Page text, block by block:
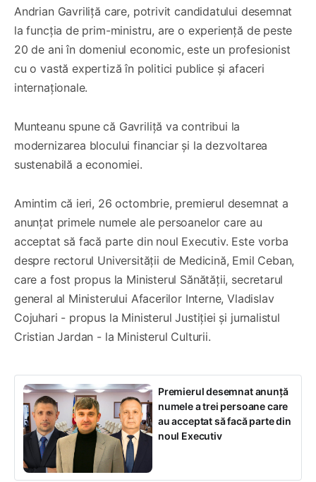
Andrian Gavriliță care, potrivit candidatului desemnat
la funcția de prim-ministru, are o experiență de peste
20 de ani în domeniul economic, este un profesionist
cu o vastă expertiză în politici publice și afaceri
internaționale.
Munteanu spune că Gavriliță va contribui la
modernizarea blocului financiar și la dezvoltarea
sustenabilă a economiei.
Amintim că ieri, 26 octombrie, premierul desemnat a
anunțat primele numele ale persoanelor care au
acceptat să facă parte din noul Executiv. Este vorba
despre rectorul Universității de Medicină, Emil Ceban,
care a fost propus la Ministerul Sănătății, secretarul
general al Ministerului Afacerilor Interne, Vladislav
Cojuhari - propus la Ministerul Justiției și jurnalistul
Cristian Jardan - la Ministerul Culturii.
Premierul desemnat anunță
numele a trei persoane care
au acceptat să facă parte din
noul Executiv